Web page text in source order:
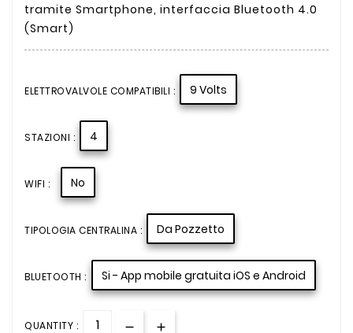
tramite Smartphone, interfaccia Bluetooth 4.0
(Smart)
ELETTROVALVOLE COMPATIBILI : 9 Volts
STAZIONI : 4
WIFI : No
TIPOLOGIA CENTRALINA : Da Pozzetto
BLUETOOTH : Si - App mobile gratuita iOS e Android
QUANTITY :